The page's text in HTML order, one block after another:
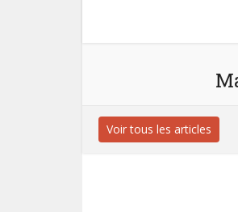
Voir tous les articles